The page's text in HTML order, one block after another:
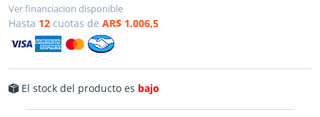
Ver financiacion disponible
Hasta 12 cuotas de AR$ 1.006,5
El stock del producto es bajo